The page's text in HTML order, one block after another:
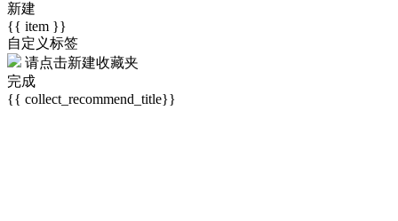
新建
{{ item }}
自定义标签
请点击新建收藏夹
完成
{{ collect_recommend_title}}